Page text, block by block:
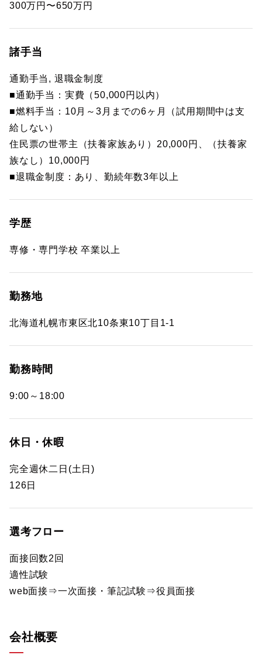
300万円〜650万円
諸手当
通勤手当, 退職金制度
■通勤手当：実費（50,000円以内）
■燃料手当：10月～3月までの6ヶ月（試用期間中は支
給しない）
住民票の世帯主（扶養家族あり）20,000円、（扶養家
族なし）10,000円
■退職金制度：あり、勤続年数3年以上
学歴
専修・専門学校 卒業以上
勤務地
北海道札幌市東区北10条東10丁目1-1
勤務時間
9:00～18:00
休日・休暇
完全週休二日(土日)
126日
選考フロー
面接回数2回
適性試験
web面接⇒一次面接・筆記試験⇒役員面接
会社概要